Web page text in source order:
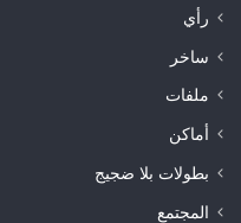
رأي
ساخر
ملفات
أماكن
بطولات بلا ضجيج
المجتمع